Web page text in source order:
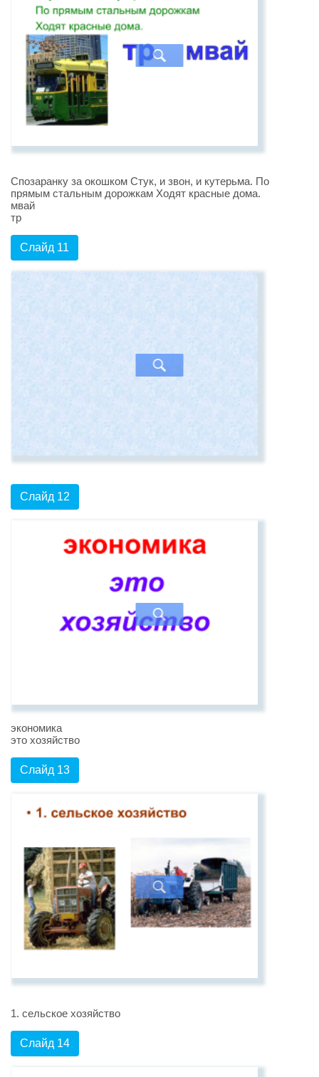
Спозаранку за окошком Стук, и звон, и кутерьма. По
прямым стальным дорожкам Ходят красные дома.
мвай
тр
Слайд 11
Слайд 12
экономика
это хозяйство
Слайд 13
1. сельское хозяйство
Слайд 14